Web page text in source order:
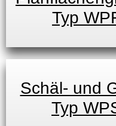
Typ
Schäl- und
Typ